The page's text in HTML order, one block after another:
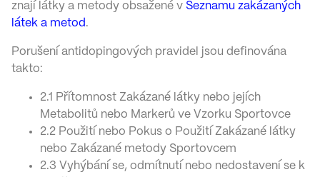
znají látky a metody obsažené v Seznamu zakázaných
látek a metod .
Porušení antidopingových pravidel jsou definována
takto:
2.1 Přítomnost Zakázané látky nebo jejích
Metabolitů nebo Markerů ve Vzorku Sportovce
2.2 Použití nebo Pokus o Použití Zakázané látky
nebo Zakázané metody Sportovcem
2.3 Vyhýbání se, odmítnutí nebo nedostavení se k